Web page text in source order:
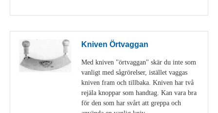
Kniven Örtvaggan
Med kniven "örtvaggan" skär du inte som
vanligt med sågrörelser, istället vaggas
kniven fram och tillbaka. Kniven har två
rejäla knoppar som handtag. Kan vara bra
för den som har svårt att greppa och